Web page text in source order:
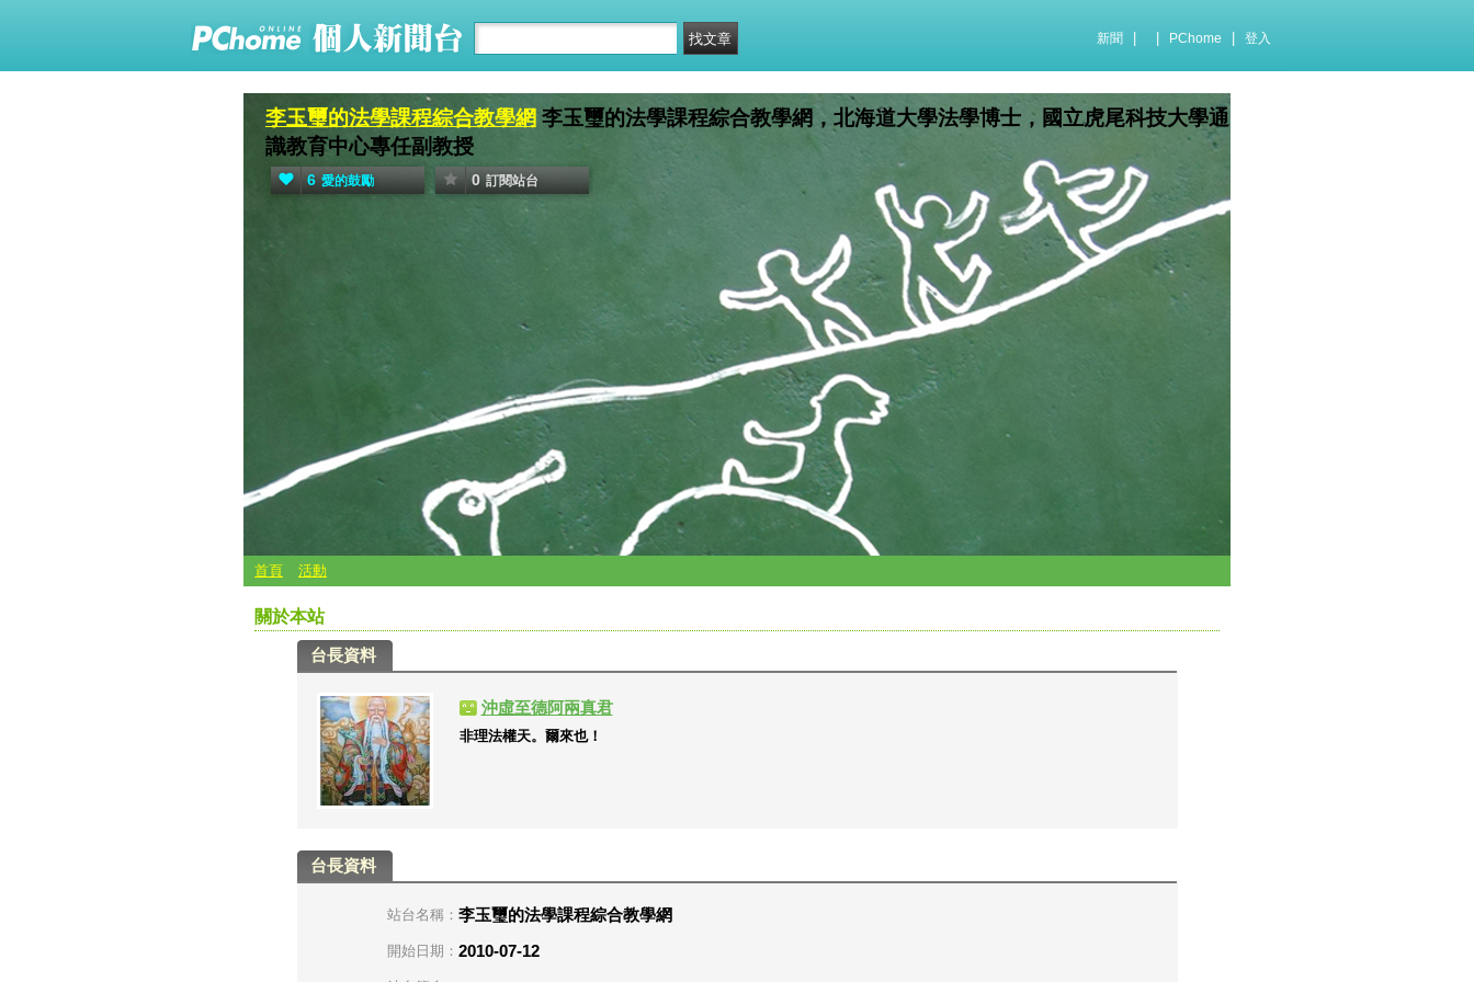
新聞 PChome 登入
李玉璽的法學課程綜合教學網 李玉璽的法學課程綜合教學網，北海道大學法學博士，國立虎尾科技大學通
識教育中心專任副教授
6 愛的鼓勵 0 訂閱站台
首頁 活動
關於本站
台長資料
沖虛至德阿兩真君
非理法權天。爾來也！
台長資料
站台名稱： 李玉璽的法學課程綜合教學網
開始日期： 2010-07-12